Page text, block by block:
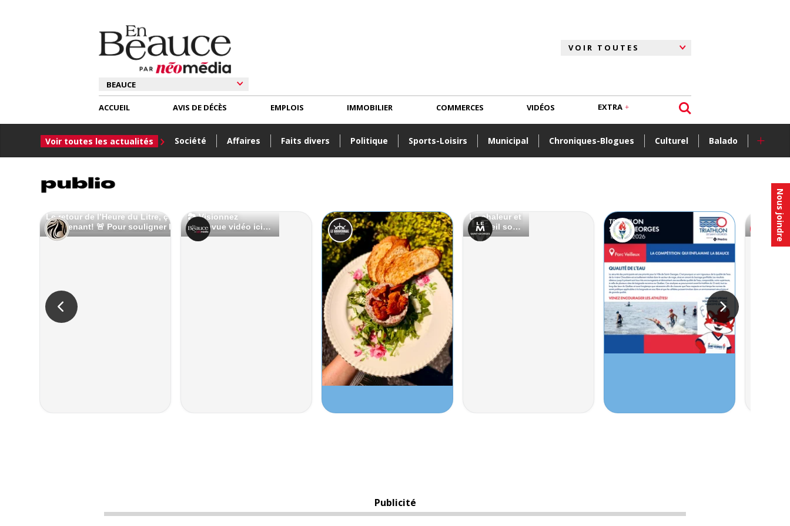
Nous joindre
ACCUEIL
Voir toutes les actualités Société Affaires Faits divers Politique Sports-Loisirs Municipal Chroniques-Blogues Culturel Balado +
AVIS DE DÉCÈS EMPLOIS IMMOBILIER COMMERCES VIDÉOS EXTRA
Publicité